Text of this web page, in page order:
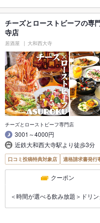
チーズとローストビーフの
寺店
居酒屋 大和西大寺
チーズとローストビーフ専門店
3001～4000円
近鉄大和西大寺駅より徒歩3分
口コミ投稿特典対象店 適格請求書発行
クーポン
＜時間が選べる飲み放題＞ドリ